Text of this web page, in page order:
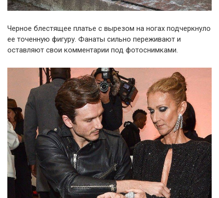
Черное блестящее платье с вырезом на ногах подчеркнуло
ее точенную фигуру. Фанаты сильно переживают и
оставляют свои комментарии под фотоснимками.